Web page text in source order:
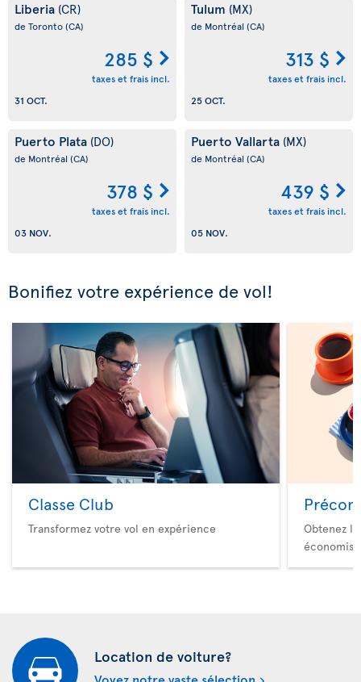
Liberia (CR)
de Toronto(CA)
285 $
taxes et frais incl.
31 OCT.
Tulum (MX)
de Montréal (CA)
313 $
taxes et frais incl.
25 OCT.
Puerto Plata (DO)
de Montréal (CA)
378 $
taxes et frais incl.
03 NOV.
Puerto Vallarta (MX)
de Montréal (CA)
439 $
taxes et frais incl.
05 NOV.
Bonifiez votre expérience de vol!
Classe Club
Transformez votre vol en expérience
Obtenez
Location de voiture?